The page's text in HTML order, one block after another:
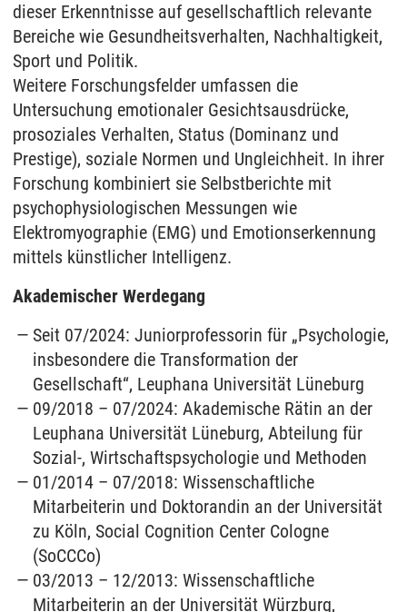
dieser Erkenntnisse auf gesellschaftlich relevante
Bereiche wie Gesundheitsverhalten, Nachhaltigkeit,
Sport und Politik.
Weitere Forschungsfelder umfassen die
Untersuchung emotionaler Gesichtsausdrücke,
prosoziales Verhalten, Status (Dominanz und
Prestige), soziale Normen und Ungleichheit. In ihrer
Forschung kombiniert sie Selbstberichte mit
psychophysiologischen Messungen wie
Elektromyographie (EMG) und Emotionserkennung
mittels künstlicher Intelligenz.
Akademischer Werdegang
Seit 07/2024: Juniorprofessorin für „Psychologie,
insbesondere die Transformation der
Gesellschaft“, Leuphana Universität Lüneburg
09/2018 – 07/2024: Akademische Rätin an der
Leuphana Universität Lüneburg, Abteilung für
Sozial-, Wirtschaftspsychologie und Methoden
01/2014 – 07/2018: Wissenschaftliche
Mitarbeiterin und Doktorandin an der Universität
zu Köln, Social Cognition Center Cologne
(SoCCCo)
03/2013 – 12/2013: Wissenschaftliche
Mitarbeiterin an der Universität Würzburg,